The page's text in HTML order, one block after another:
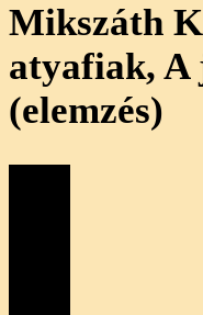
Mikszáth
atyafiak, A
(elemzés)